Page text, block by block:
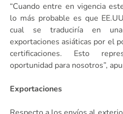
“Cuando entre en vigencia
lo más probable es que
cual se traduciría en
exportaciones asiáticas por el
certificaciones. Esto
oportunidad para nosotros”,
Exportaciones